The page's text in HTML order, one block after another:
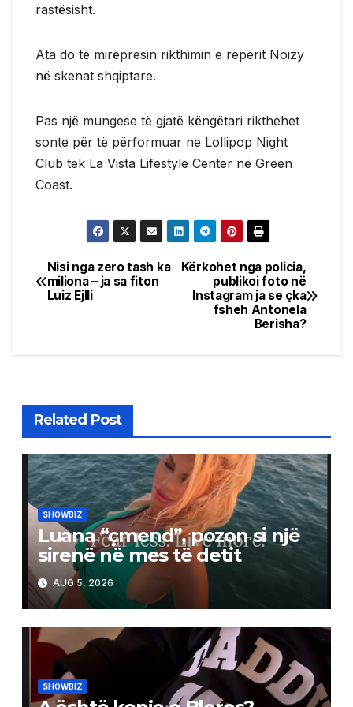
rastësisht.
Ata do të mirëpresin rikthimin e reperit Noizy
në skenat shqiptare.
Pas një mungese të gjatë këngëtari rikthehet
sonte për të përformuar ne Lollipop Night
Club tek La Vista Lifestyle Center në Green
Coast.
Post
navigation
Kërkohet nga policia,
publikoi foto në
Instagram ja se çka
fsheh Antonela
Berisha?
Nisi nga zero tash ka
miliona – ja sa fiton
Luiz Ejlli
Related Post
SHOWBIZ
Luana “çmend”, pozon si një
sirenë në mes të detit
AUG 5, 2026
SHOWBIZ